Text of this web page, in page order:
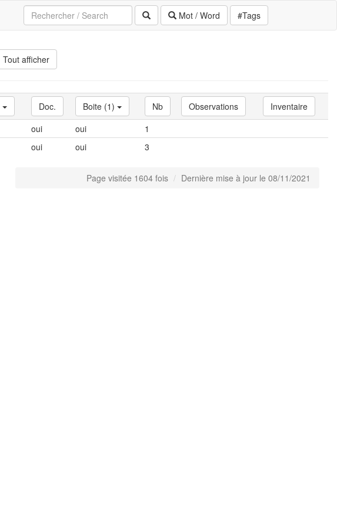
Mot / Word #Tags
Tout afficher
Doc. Boite (1) Nb Observations
Inventaire
oui oui
1
oui oui 3
Page visitée 1604 fois Dernière mise à jour le 08/11/2021